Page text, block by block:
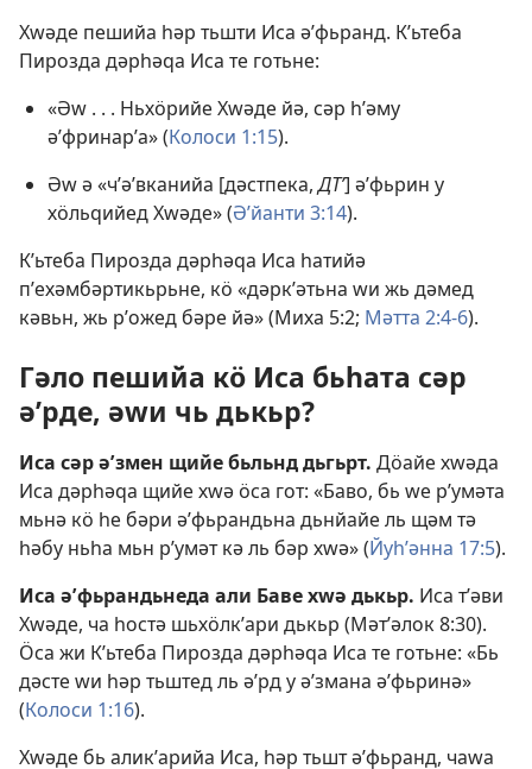
Хԝәде пешийа һәр тьшти Иса әʹфьранд. Кʹьтеба
Пирозда дәрһәԛа Иса те готьне:
«Әԝ . . . Ньхӧрийе Хԝәде йә, сәр һʹәму
әʹфринарʹа» (Колоси 1:15).
Әԝ ә «чʹәʹвканийа [дәстпека,ДТʹ] әʹфьрин у
хӧльԛийед Хԝәде» (Әʹйанти 3:14).
Кʹьтеба Пирозда дәрһәԛа Иса һатийә
пʹехәмбәртикьрьне, кӧ «дәркʹәтьна ԝи жь дәмед
кәвьн, жь рʹожед бәре йә» (Миха 5:2; Мәтта 2:4-6).
Гәло пешийа кӧ Иса бьһата сәр
әʹрде, әԝи чь дькьр?
Иса сәр әʹзмен щийе бьльнд дьгьрт. Дӧайе хԝәда
Иса дәрһәԛа щийе хԝә ӧса гот: «Баво, бь ԝе рʹумәта
мьнә кӧ һе бәри әʹфьрандьна дьнйайе ль щәм тә
һәбу ньһа мьн рʹумәт кә ль бәр хԝә» (Йуһʹәнна 17:5).
Иса әʹфьрандьнеда али Баве хԝә дькьр. Иса тʹәви
Хԝәде, ча һостә шьхӧлкʹари дькьр (Мәтʹәлок 8:30).
Ӧса жи Кʹьтеба Пирозда дәрһәԛа Иса те готьне: «Бь
дәсте ԝи һәр тьштед ль әʹрд у әʹзмана әʹфьринә»
(Колоси 1:16).
Хԝәде бь аликʹарийа Иса, һәр тьшт әʹфьранд, чаԝа